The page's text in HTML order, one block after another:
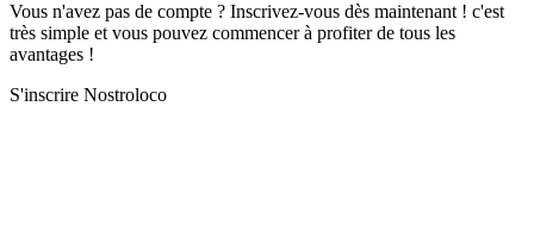
Vous n'avez pas de compte ? Inscrivez-vous dès maintenant ! c'est
très simple et vous pouvez commencer à profiter de tous les
avantages !
S'inscrire Nostroloco